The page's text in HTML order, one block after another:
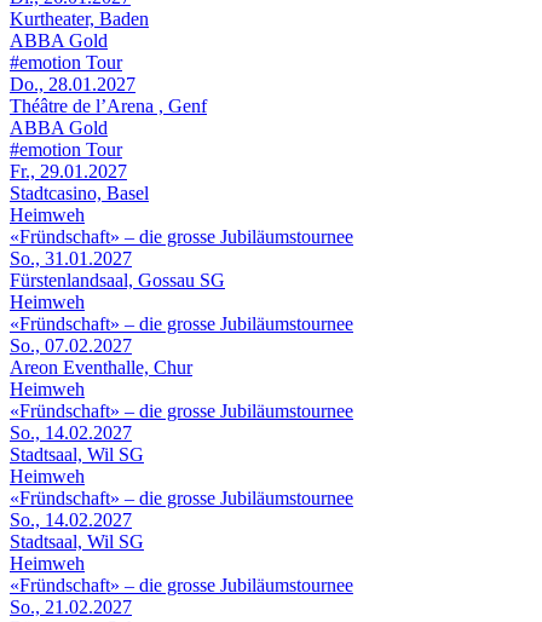
Kurtheater, Baden
ABBA Gold
#emotion Tour
Do., 28.01.2027
Théâtre de l’Arena , Genf
ABBA Gold
#emotion Tour
Fr., 29.01.2027
Stadtcasino, Basel
Heimweh
«Fründschaft» – die grosse Jubiläumstournee
So., 31.01.2027
Fürstenlandsaal, Gossau SG
Heimweh
«Fründschaft» – die grosse Jubiläumstournee
So., 07.02.2027
Areon Eventhalle, Chur
Heimweh
«Fründschaft» – die grosse Jubiläumstournee
So., 14.02.2027
Stadtsaal, Wil SG
Heimweh
«Fründschaft» – die grosse Jubiläumstournee
So., 14.02.2027
Stadtsaal, Wil SG
Heimweh
«Fründschaft» – die grosse Jubiläumstournee
So., 21.02.2027